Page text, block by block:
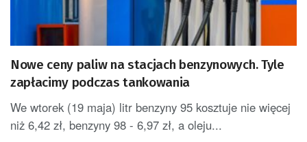
Nowe ceny paliw na stacjach benzynowych. Tyle
zapłacimy podczas tankowania
We wtorek (19 maja) litr benzyny 95 kosztuje nie więcej
niż 6,42 zł, benzyny 98 - 6,97 zł, a oleju...